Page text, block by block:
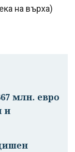
на върха)
млн. евро
и